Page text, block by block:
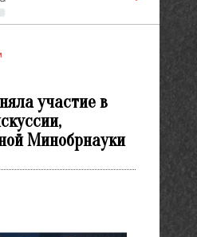
участие в
Минобрнауки